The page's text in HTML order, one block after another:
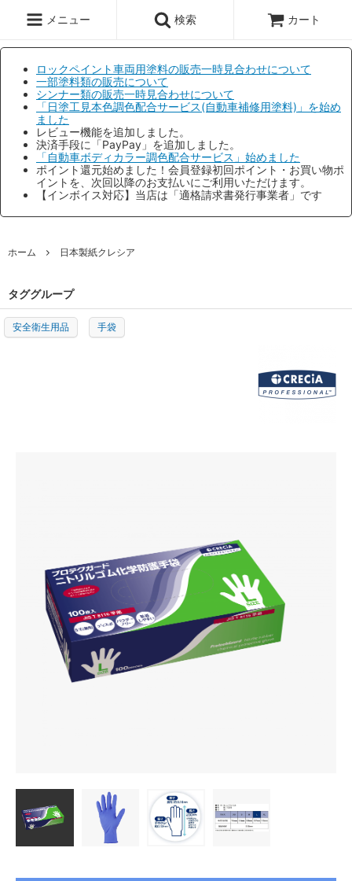
メニュー 検索 カート
ロックペイント車両用塗料の販売一時見合わせについて
一部塗料類の販売について
シンナー類の販売一時見合わせについて
「日塗工見本色調色配合サービス(自動車補修用塗料)」を始め
ました
レビュー機能を追加しました。
決済手段に「PayPay」を追加しました。
「自動車ボディカラー調色配合サービス」始めました
ポイント還元始めました！会員登録初回ポイント・お買い物ポ
イントを、次回以降のお支払いにご利用いただけます。
【インボイス対応】当店は「適格請求書発行事業者」です
ホーム 日本製紙クレシア
タググループ
安全衛生用品 手袋